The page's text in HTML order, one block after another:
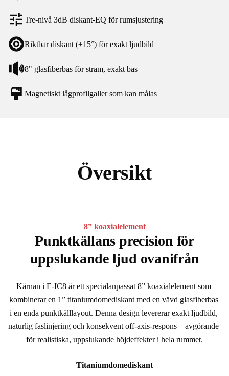
Tre-nivå 3dB diskant-EQ för rumsjustering
Riktbar diskant (±15°) för exakt ljudbild
8" glasfiberbas för stram, exakt bas
Magnetiskt lågprofilgaller som kan målas
Översikt
8” koaxialelement
Punktkällans precision för
uppslukande ljud ovanifrån
Kärnan i E-IC8 är ett specialanpassat 8” koaxialelement som
kombinerar en 1” titaniumdomediskant med en vävd glasfiberbas
i en enda punktkälllayout. Denna design levererar exakt ljudbild,
naturlig faslinjering och konsekvent off-axis-respons – avgörande
för realistiska, uppslukande höjdeffekter i hela rummet.
Titaniumdomediskant